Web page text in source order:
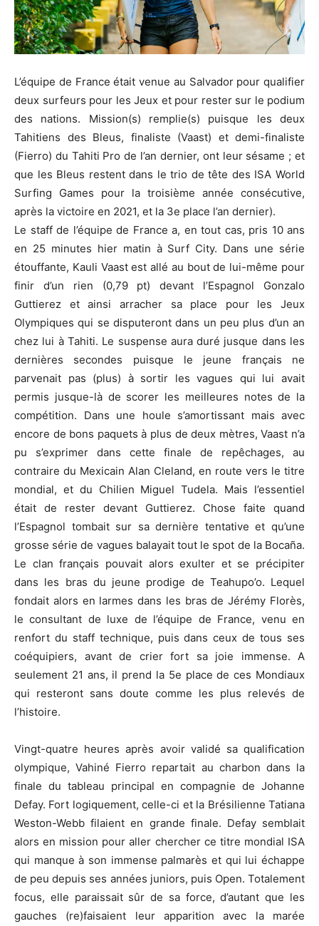
L’équipe de France était venue au Salvador pour qualifier
deux surfeurs pour les Jeux et pour rester sur le podium
des nations. Mission(s) remplie(s) puisque les deux
Tahitiens des Bleus, finaliste (Vaast) et demi-finaliste
(Fierro) du Tahiti Pro de l’an dernier, ont leur sésame ; et
que les Bleus restent dans le trio de tête des ISA World
Surfing Games pour la troisième année consécutive,
après la victoire en 2021, et la 3e place l’an dernier).
Le staff de l’équipe de France a, en tout cas, pris 10 ans
en 25 minutes hier matin à Surf City. Dans une série
étouffante, Kauli Vaast est allé au bout de lui-même pour
finir d’un rien (0,79 pt) devant l’Espagnol Gonzalo
Guttierez et ainsi arracher sa place pour les Jeux
Olympiques qui se disputeront dans un peu plus d’un an
chez lui à Tahiti. Le suspense aura duré jusque dans les
dernières secondes puisque le jeune français ne
parvenait pas (plus) à sortir les vagues qui lui avait
permis jusque-là de scorer les meilleures notes de la
compétition. Dans une houle s’amortissant mais avec
encore de bons paquets à plus de deux mètres, Vaast n’a
pu s’exprimer dans cette finale de repêchages, au
contraire du Mexicain Alan Cleland, en route vers le titre
mondial, et du Chilien Miguel Tudela. Mais l’essentiel
était de rester devant Guttierez. Chose faite quand
l’Espagnol tombait sur sa dernière tentative et qu’une
grosse série de vagues balayait tout le spot de la Bocaña.
Le clan français pouvait alors exulter et se précipiter
dans les bras du jeune prodige de Teahupo’o. Lequel
fondait alors en larmes dans les bras de Jérémy Florès,
le consultant de luxe de l’équipe de France, venu en
renfort du staff technique, puis dans ceux de tous ses
coéquipiers, avant de crier fort sa joie immense. A
seulement 21 ans, il prend la 5e place de ces Mondiaux
qui resteront sans doute comme les plus relevés de
l’histoire.
Vingt-quatre heures après avoir validé sa qualification
olympique, Vahiné Fierro repartait au charbon dans la
finale du tableau principal en compagnie de Johanne
Defay. Fort logiquement, celle-ci et la Brésilienne Tatiana
Weston-Webb filaient en grande finale. Defay semblait
alors en mission pour aller chercher ce titre mondial ISA
qui manque à son immense palmarès et qui lui échappe
de peu depuis ses années juniors, puis Open. Totalement
focus, elle paraissait sûr de sa force, d’autant que les
gauches (re)faisaient leur apparition avec la marée